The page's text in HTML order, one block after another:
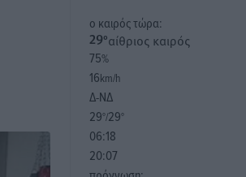
o καιρός τώρα:
29°αίθριος καιρός
75%
16km/h
Δ-ΝΔ
29°/29°
06:18
20:07